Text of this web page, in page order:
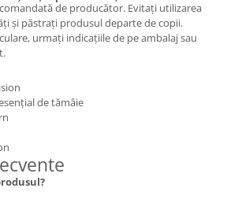
de producător. Evitați utilizarea
și păstrați produsul departe de copii.
urmați indicațiile de pe ambalaj sau
de tămâie